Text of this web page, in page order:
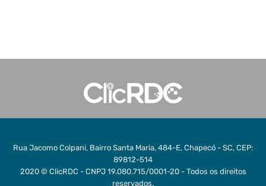
Rua Jacomo Colpani, Bairro Santa Maria, 484-E, Chapecó - SC, CEP:
89812-514
2020 © ClicRDC - CNPJ 19.080.715/0001-20 - Todos os direitos
reservados.